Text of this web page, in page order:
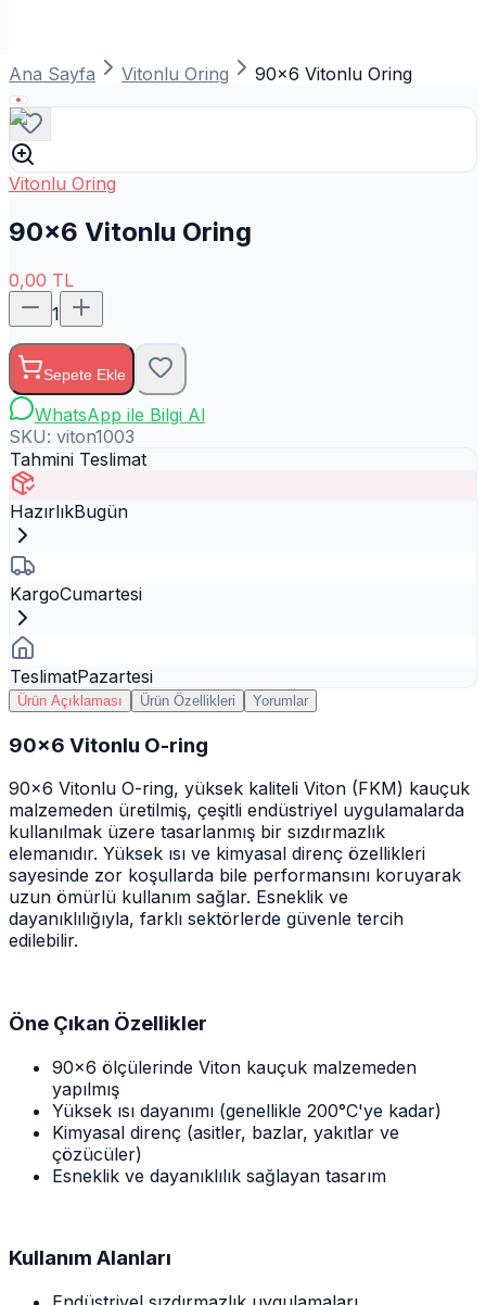
Ana Sayfa Vitonlu Oring 90x6 Vitonlu Oring
Vitonlu Oring
90x6 Vitonlu Oring
0,00 TL
1
Sepete Ekle
WhatsApp ile Bilgi Al
SKU: viton1003
Tahmini Teslimat
HazırlıkBugün
KargoCumartesi
TeslimatPazartesi
Ürün Açıklaması Ürün Özellikleri Yorumlar
90x6 Vitonlu O-ring
90x6 Vitonlu O-ring, yüksek kaliteli Viton (FKM) kauçuk
malzemeden üretilmiş, çeşitli endüstriyel uygulamalarda
kullanılmak üzere tasarlanmış bir sızdırmazlık
elemanıdır. Yüksek ısı ve kimyasal direnç özellikleri
sayesinde zor koşullarda bile performansını koruyarak
uzun ömürlü kullanım sağlar. Esneklik ve
dayanıklılığıyla, farklı sektörlerde güvenle tercih
edilebilir.
Öne Çıkan Özellikler
90x6 ölçülerinde Viton kauçuk malzemeden
yapılmış
Yüksek ısı dayanımı (genellikle 200°C'ye kadar)
Kimyasal direnç (asitler, bazlar, yakıtlar ve
çözücüler)
Esneklik ve dayanıklılık sağlayan tasarım
Kullanım Alanları